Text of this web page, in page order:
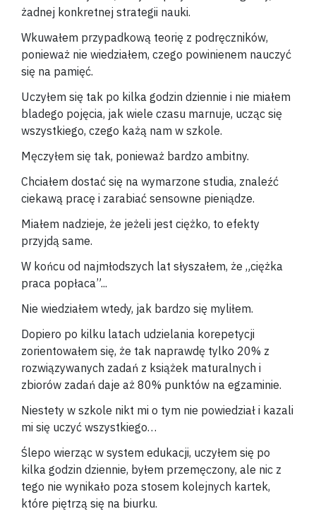
żadnej konkretnej strategii nauki.
Wkuwałem przypadkową teorię z podręczników,
ponieważ nie wiedziałem, czego powinienem nauczyć
się na pamięć.
Uczyłem się tak po kilka godzin dziennie i nie miałem
bladego pojęcia, jak wiele czasu marnuje, ucząc się
wszystkiego, czego każą nam w szkole.
Męczyłem się tak, ponieważ bardzo ambitny.
Chciałem dostać się na wymarzone studia, znaleźć
ciekawą pracę i zarabiać sensowne pieniądze.
Miałem nadzieje, że jeżeli jest ciężko, to efekty
przyjdą same.
W końcu od najmłodszych lat słyszałem, że „ciężka
praca popłaca”...
Nie wiedziałem wtedy, jak bardzo się myliłem.
Dopiero po kilku latach udzielania korepetycji
zorientowałem się, że tak naprawdę tylko 20% z
rozwiązywanych zadań z książek maturalnych i
zbiorów zadań daje aż 80% punktów na egzaminie.
Niestety w szkole nikt mi o tym nie powiedział i kazali
mi się uczyć wszystkiego…
Ślepo wierząc w system edukacji, uczyłem się po
kilka godzin dziennie, byłem przemęczony, ale nic z
tego nie wynikało poza stosem kolejnych kartek,
które piętrzą się na biurku.